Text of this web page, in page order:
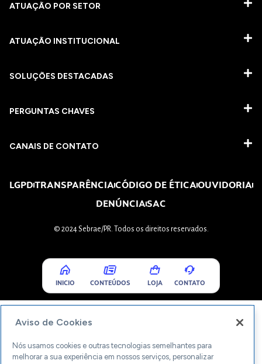
ATUAÇÃO POR SETOR
ATUAÇÃO INSTITUCIONAL
SOLUÇÕES DESTACADAS
PERGUNTAS CHAVES​
CANAIS DE CONTATO
LGPDTRANSPARÊNCIACÓDIGO DE ÉTICAOUVIDORIA
DENÚNCIASAC
© 2024 Sebrae/PR. Todos os direitos reservados.
INICIO CONTEÚDOS LOJA CONTATO
Aviso de Cookies
Nós usamos cookies e outras tecnologias semelhantes para
melhorar a sua experiência em nossos serviços, personalizar